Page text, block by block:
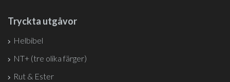
Tryckta utgåvor
Helbibel
NT+ (tre olika färger)
Rut & Ester